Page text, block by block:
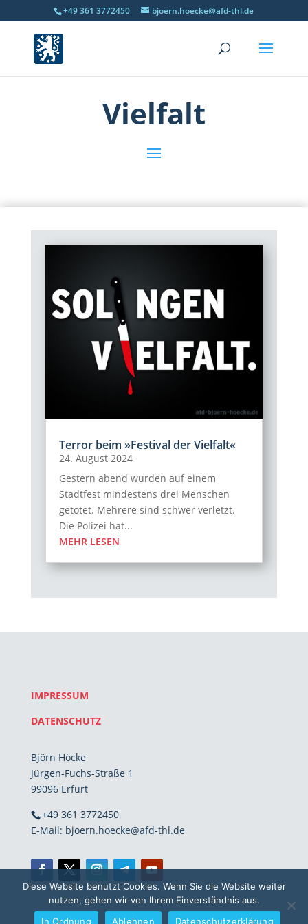
+49 361 3772450 bjoern.hoecke@afd-thl.de
Vielfalt
Terror beim »Festival der Vielfalt«
24. August 2024
Gestern abend wurden auf einem
Stadtfest mindestens drei Menschen
getötet. Mehrere sind schwer verletzt.
Die Polizei hat...
MEHR LESEN
IMPRESSUM
DATENSCHUTZ
Björn Höcke
Jürgen-Fuchs-Straße 1
99096 Erfurt
+49 361 3772450
E-Mail: bjoern.hoecke@afd-thl.de
Diese Website benutzt Cookies. Wenn Sie die Website weiter
nutzen, gehen wir von Ihrem Einverständnis aus.
In Ordnung
Ablehnen Datenschutzerklärung